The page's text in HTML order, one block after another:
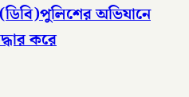
অভিযানে
করে